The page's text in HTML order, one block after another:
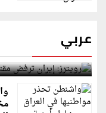
عربي
رويترز: إيران ترفض
لمضيق هرمز